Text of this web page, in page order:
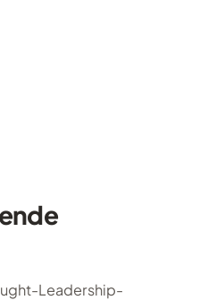
Leadership-